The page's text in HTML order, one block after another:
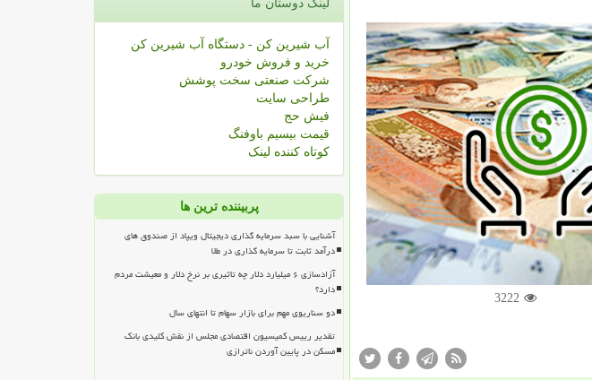
3222
لینک دوستان ما
آب شیرین کن - دستگاه آب شیرین کن
خرید و فروش خودرو
شرکت صنعتی سخت پوشش
طراحی سایت
فیش حج
قیمت بیسیم باوفنگ
کوتاه کننده لینک
پربیننده ترین ها
آشنایی با سبد سرمایه گذاری دیجیتال ویپاد از صندوق های
درآمد ثابت تا سرمایه گذاری در طلا
آزادسازی ۶ میلیارد دلار چه تاثیری بر نرخ دلار و معیشت مردم
دارد؟
دو سناریوی مهم برای بازار سهام تا انتهای سال
تقدیر رییس کمیسیون اقتصادی مجلس از نقش کلیدی بانک
مسکن در پایین آوردن ناترازی